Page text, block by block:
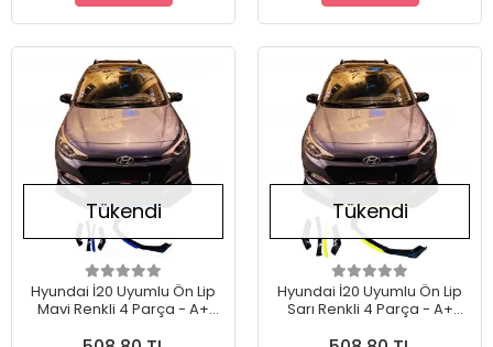
Tükendi
Hyundai İ20 Uyumlu Ön Lip
Mavi Renkli 4 Parça - A+
Tükendi
Hyundai İ20 Uyumlu Ön Lip
Sarı Renkli 4 Parça - A+